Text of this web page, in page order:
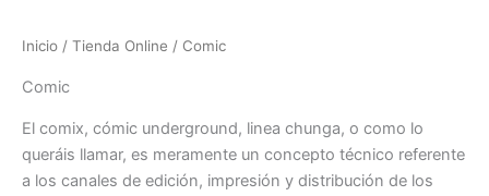
Inicio / Tienda Online / Comic
Comic
El comix, cómic underground, linea chunga, o como lo
queráis llamar, es meramente un concepto técnico referente
a los canales de edición, impresión y distribución de los